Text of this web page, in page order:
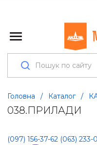
Головна / Каталог /
038.ПРИЛАДИ
(097) 156-37-62 (063) 233-